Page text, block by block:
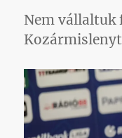
Nem vállaltuk